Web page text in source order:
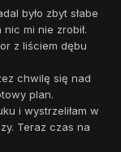
było zbyt słabe
mi nie zrobił.
z liściem dębu
chwilę się nad
plan.
i wystrzeliłam w
Teraz czas na